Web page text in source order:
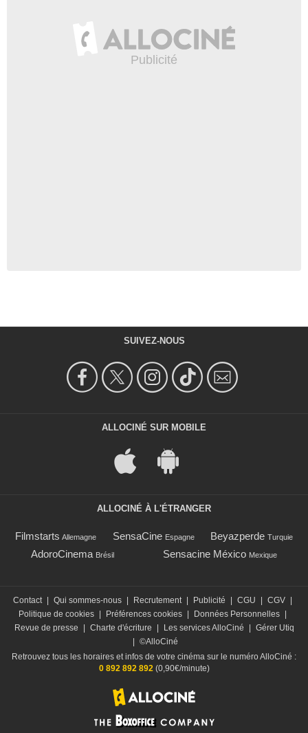
SUIVEZ-NOUS
ALLOCINÉ SUR MOBILE
ALLOCINÉ À L'ÉTRANGER
Filmstarts Allemagne SensaCine Espagne Beyazperde Turquie
AdoroCinema Brésil Sensacine México Mexique
Contact Qui sommes-nous Recrutement Publicité CGU CGV
Politique de cookies
Préférences cookies Données Personnelles
Revue de presse
Charte d'écriture Les services AlloCiné
Gérer Utiq
©AlloCiné
Retrouvez tous les horaires et infos de votre cinéma sur le numéro AlloCiné :
0 892 892 892(0,90€/minute)